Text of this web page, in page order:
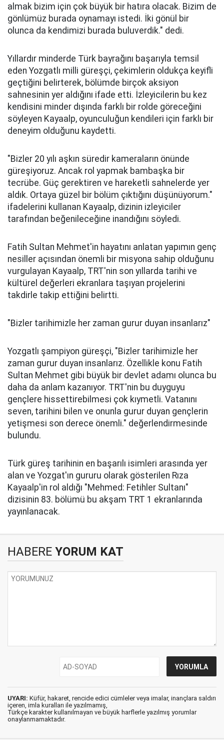
almak bizim için çok büyük bir hatıra olacak. Bizim de
gönlümüz burada oynamayı istedi. İki gönül bir
olunca da kendimizi burada buluverdik." dedi.
Yıllardır minderde Türk bayrağını başarıyla temsil
eden Yozgatlı milli güreşçi, çekimlerin oldukça keyifli
geçtiğini belirterek, bölümde birçok aksiyon
sahnesinin yer aldığını ifade etti. İzleyicilerin bu kez
kendisini minder dışında farklı bir rolde göreceğini
söyleyen Kayaalp, oyunculuğun kendileri için farklı bir
deneyim olduğunu kaydetti.
"Bizler 20 yılı aşkın süredir kameraların önünde
güreşiyoruz. Ancak rol yapmak bambaşka bir
tecrübe. Güç gerektiren ve hareketli sahnelerde yer
aldık. Ortaya güzel bir bölüm çıktığını düşünüyorum."
ifadelerini kullanan Kayaalp, dizinin izleyiciler
tarafından beğenileceğine inandığını söyledi.
Fatih Sultan Mehmet'in hayatını anlatan yapımın genç
nesiller açısından önemli bir misyona sahip olduğunu
vurgulayan Kayaalp, TRT'nin son yıllarda tarihi ve
kültürel değerleri ekranlara taşıyan projelerini
takdirle takip ettiğini belirtti.
"Bizler tarihimizle her zaman gurur duyan insanlarız"
Yozgatlı şampiyon güreşçi, "Bizler tarihimizle her
zaman gurur duyan insanlarız. Özellikle konu Fatih
Sultan Mehmet gibi büyük bir devlet adamı olunca bu
daha da anlam kazanıyor. TRT'nin bu duyguyu
gençlere hissettirebilmesi çok kıymetli. Vatanını
seven, tarihini bilen ve onunla gurur duyan gençlerin
yetişmesi son derece önemli." değerlendirmesinde
bulundu.
Türk güreş tarihinin en başarılı isimleri arasında yer
alan ve Yozgat'ın gururu olarak gösterilen Rıza
Kayaalp'in rol aldığı "Mehmed: Fetihler Sultanı"
dizisinin 83. bölümü bu akşam TRT 1 ekranlarında
yayınlanacak.
HABERE YORUM KAT
UYARI: Küfür, hakaret, rencide edici cümleler veya imalar, inançlara saldırı
içeren, imla kuralları ile yazılmamış,
Türkçe karakter kullanılmayan ve büyük harflerle yazılmış yorumlar
onaylanmamaktadır.